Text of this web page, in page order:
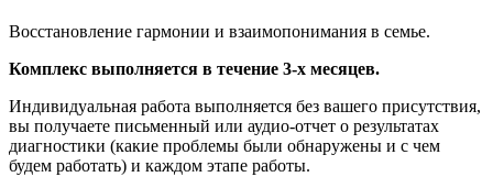
Восстановление гармонии и взаимопонимания в семье.
Комплекс выполняется в течение 3-х месяцев.
Индивидуальная работа выполняется без вашего присутствия,
вы получаете письменный или аудио-отчет о результатах
диагностики (какие проблемы были обнаружены и с чем
будем работать) и каждом этапе работы.